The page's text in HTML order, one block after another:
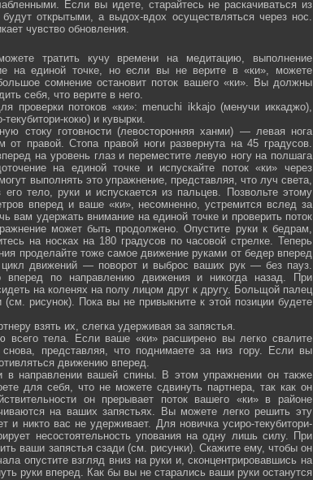
Если вы идете, старайтесь не раскачиваться из
открытыми, а выдох-вдох осуществляться через нос.
чувство обновления.
тратить кучу времени на медитацию, выполнение
на единой точке, но если вы не верите в «ки», можете
сомнение остановит поток вашего «ки». Вы должны
себя, что верите в него.
проверки потоков «ки»: menuchi ikkajo (менучи иккаджо),
кокю) и кувырки.
стоку готовности (левосторонняя ханми) — левая нога
правой. Стопа правой ноги развернута на 45 градусов.
на уровень глаз и переместите левую ногу на полшага
на единой точке и испускайте поток «ки» через
выполнять это упражнение, представляя, что луч света,
тело, руки и испускается из пальцев. Позвольте этому
вперед и ваше «ки», несомненно, устремится вслед за
вам удержать внимание на единой точке и проверить поток
может быть продолжено. Опустите руки к бедрам,
на носках на 180 градусов по часовой стрелке. Теперь
проделайте тоже самое движение руками от бедер вперед
цикл движений — поворот и выброс ваших рук — без пауз.
вперед по направлению движения и никогда назад. При
на коленях на полу лицом друг к другу. Больщой палец
рисунок). Пока вы не привыкните к этой позиции будете
взять их, слегка удерживая за запястья.
тела. Если ваше «ки» расширено вы легко свалите
представляя, что поднимаете за низ гору. Если вы
движению вперед.
в направлении вашей спины. В этом упражнении он также
для себя, что не можете сдвинуть партнера, так как он
он прерывает поток вашего «ки» в районе
на ваших запястьях. Вы можете легко решить эту
и никто вас не удерживает. Для новичка усиро-текубитори-
несостоятельность упования на одну лишь силу. При
ваши запястья сзади (см. рисунки). Скажите ему, чтобы он
опустите взгляд вниз на руки и, сконцентрировавшись на
руки вперед. Как бы вы не старались ваши руки останутся